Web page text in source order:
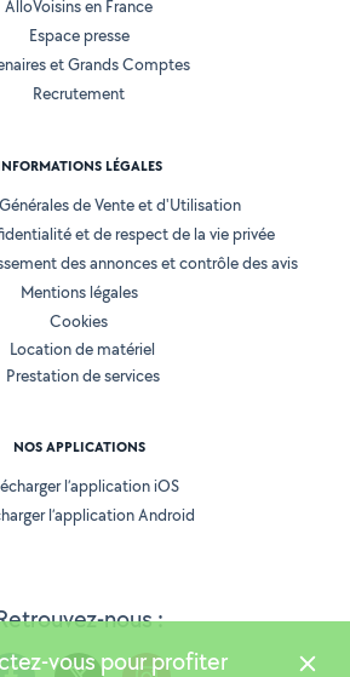
nous :
AlloVoisins en France
Espace presse
et Grands Comptes
Recrutement
LÉGALES
de Vente et d'Utilisation
et de respect de la vie privée
des annonces et contrôle des avis
Mentions légales
Cookies
Location de matériel
Prestation de services
NOS APPLICATIONS
l’application iOS
l’application Android
vous pour profiter